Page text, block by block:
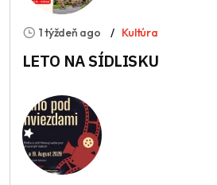
1 týždeň ago Kultúra
LETO NA SÍDLISKU